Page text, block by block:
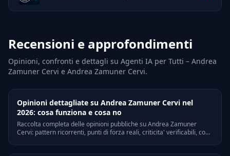
Recensioni e approfondimenti
Opinioni, confronti e dettagli su Agenti IA per Tutti – Andrea
Zamuner Cervi e Andrea Zamuner Cervi.
Opinioni dettagliate su Andrea Zamuner Cervi nel
2026: cosa funziona e cosa no
Raccolta completa delle opinioni pubbliche su Andrea Zamuner
Cervi: pattern ricorrenti, punti di forza reali, criticita' verificabili, con